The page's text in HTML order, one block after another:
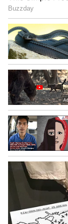
ಈ ಸಂದರ್ಭದಲ್ಲಿ
ಮೇಲ್ವಿಚಾರಕ,
ಹಾಗೂ
ಪೊಲೀಸ್‌
ಜನಪ್ರತಿನಿಧಿಗಳು,
ಆಚಾರಕ್ಕಿಂತ